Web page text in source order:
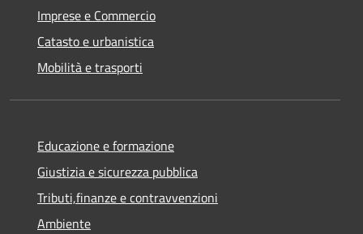
Imprese e Commercio
Catasto e urbanistica
Mobilità e trasporti
Educazione e formazione
Giustizia e sicurezza pubblica
Tributi,finanze e contravvenzioni
Ambiente